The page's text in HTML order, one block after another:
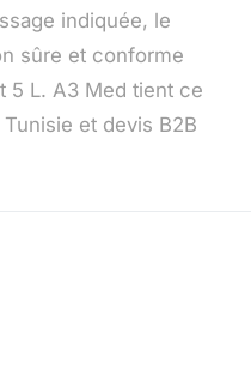
indiquée, le
sûre et conforme
5 L. A3 Med tient ce
et devis B2B